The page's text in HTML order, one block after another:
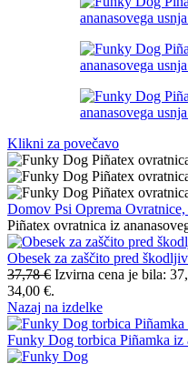
Klikni za povečavo
Domov Psi Oprema
Piñatex ovratnica iz
Obesek za zaščito pred
37,78€ Izvirna cena je bila:
34,00 €.
Nazaj na izdelke
Funky Dog torbica Piñamka iz